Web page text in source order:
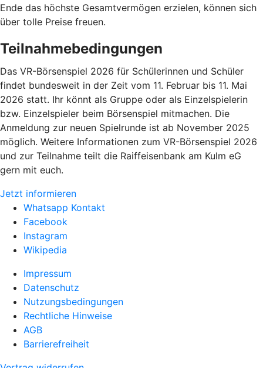
Ende das höchste Gesamtvermögen erzielen, können sich
über tolle Preise freuen.
Teilnahmebedingungen
Das VR-Börsenspiel 2026 für Schülerinnen und Schüler
findet bundesweit in der Zeit vom 11. Februar bis 11. Mai
2026 statt. Ihr könnt als Gruppe oder als Einzelspielerin
bzw. Einzelspieler beim Börsenspiel mitmachen. Die
Anmeldung zur neuen Spielrunde ist ab November 2025
möglich. Weitere Informationen zum VR-Börsenspiel 2026
und zur Teilnahme teilt die Raiffeisenbank am Kulm eG
gern mit euch.
Jetzt informieren
Whatsapp Kontakt
Facebook
Instagram
Wikipedia
Impressum
Datenschutz
Nutzungsbedingungen
Rechtliche Hinweise
AGB
Barrierefreiheit